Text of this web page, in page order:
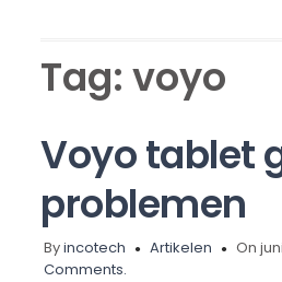
Tag:voyo
Voyo tablet
problemen
Byincotech Artikelen On
Comments.